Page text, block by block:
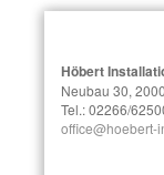
Höbert
Neubau 30,
Tel.: 02266/
office@hoebert-